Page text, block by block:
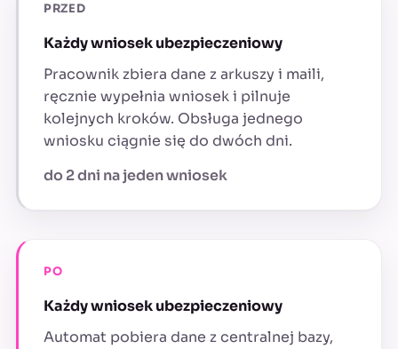
PRZED
Każdy wniosek ubezpieczeniowy
Pracownik zbiera dane z arkuszy i maili,
ręcznie wypełnia wniosek i pilnuje
kolejnych kroków. Obsługa jednego
wniosku ciągnie się do dwóch dni.
do 2 dni na jeden wniosek
PO
Każdy wniosek ubezpieczeniowy
Automat pobiera dane z centralnej bazy,